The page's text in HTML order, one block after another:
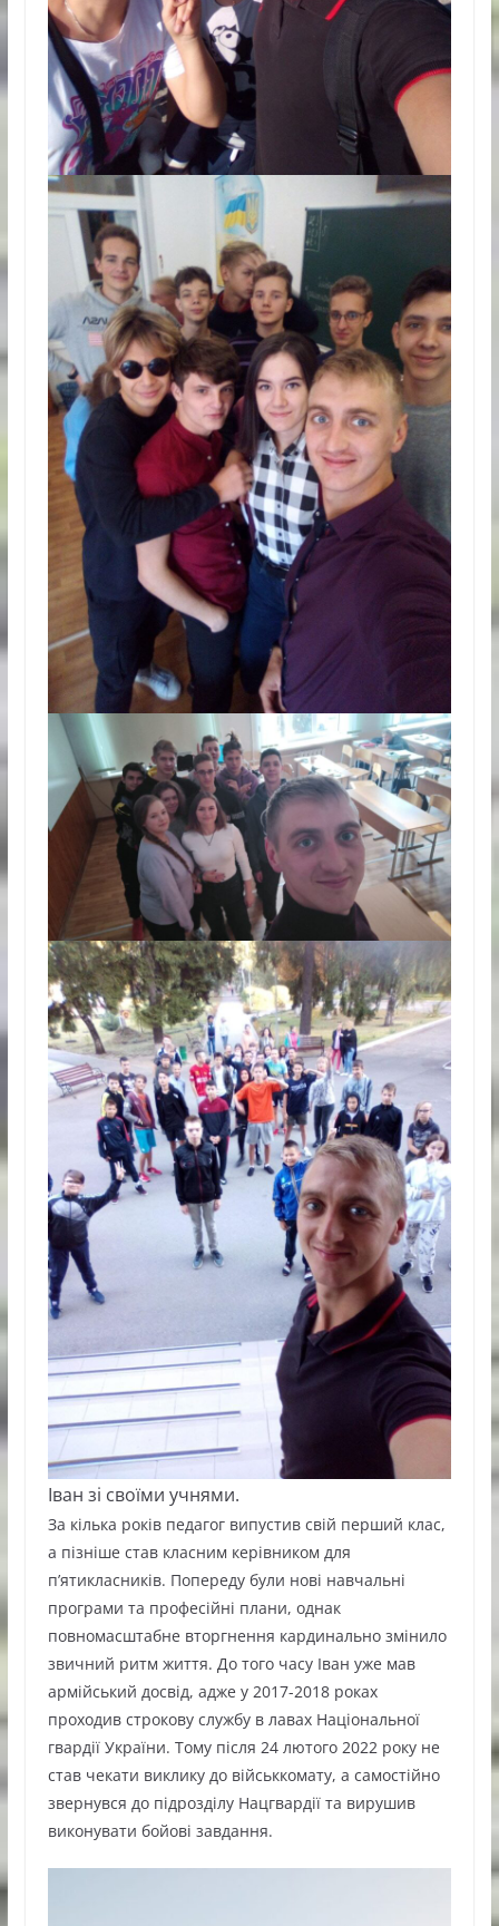
Іван зі своїми учнями.
За кілька років педагог випустив свій перший клас,
а пізніше став класним керівником для
п’ятикласників. Попереду були нові навчальні
програми та професійні плани, однак
повномасштабне вторгнення кардинально змінило
звичний ритм життя. До того часу Іван уже мав
армійський досвід, адже у 2017-2018 роках
проходив строкову службу в лавах Національної
гвардії України. Тому після 24 лютого 2022 року не
став чекати виклику до військкомату, а самостійно
звернувся до підрозділу Нацгвардії та вирушив
виконувати бойові завдання.